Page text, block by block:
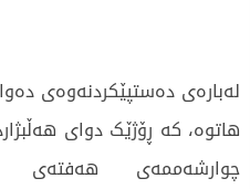
لەبارەی دەستپێکردنەوەی
چوارشەممەی هەفتەی